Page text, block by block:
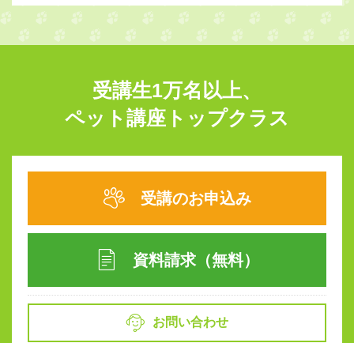
受講生1万名以上、
ペット講座トップクラス
受講のお申込み
資料請求（無料）
お問い合わせ